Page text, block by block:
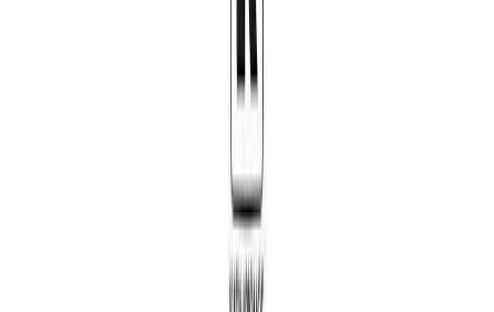
Δώρο για κάποιον ξεχωριστό
Χάρισε απεριόριστες ακροάσεις βιβλίων στους αγαπημένους σου.
Αγόρασε online και στείλε ψηφιακά τη δωροκάρτα.